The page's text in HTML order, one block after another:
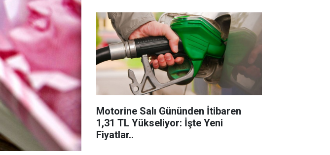
Motorine Salı Gününden İtibaren
1,31 TL Yükseliyor: İşte Yeni
Fiyatlar..